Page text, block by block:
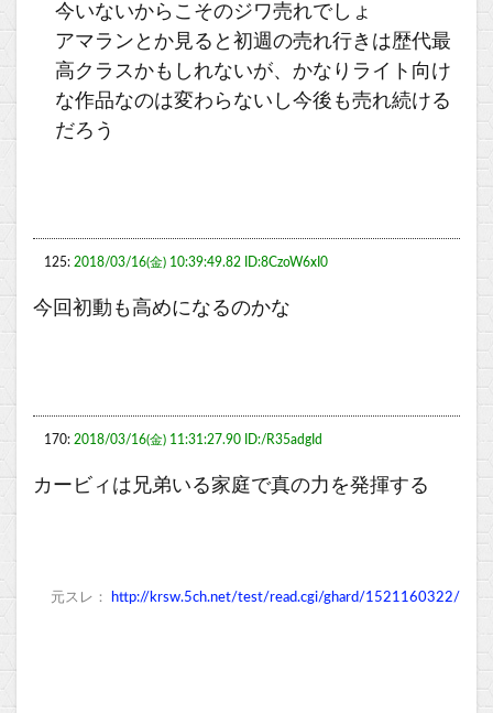
今いないからこそのジワ売れでしょ
アマランとか見ると初週の売れ行きは歴代最
高クラスかもしれないが、かなりライト向け
な作品なのは変わらないし今後も売れ続ける
だろう
125: 2018/03/16(金) 10:39:49.82 ID:8CzoW6xI0
今回初動も高めになるのかな
170: 2018/03/16(金) 11:31:27.90 ID:/R35adgId
カービィは兄弟いる家庭で真の力を発揮する
元スレ： http://krsw.5ch.net/test/read.cgi/ghard/1521160322/